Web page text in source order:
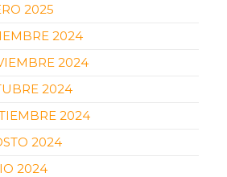
2025
2024
2024
2024
2024
2024
2024